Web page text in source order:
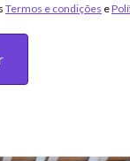
Termos e condições e